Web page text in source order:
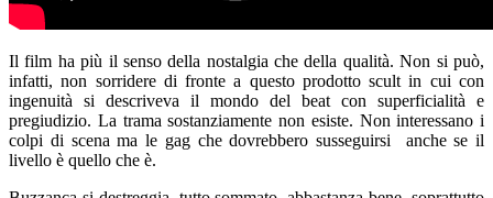
Il film ha più il senso della nostalgia che della qualità. Non si può,
infatti, non sorridere di fronte a questo prodotto scult in cui con
ingenuità si descriveva il mondo del beat con superficialità e
pregiudizio. La trama sostanziamente non esiste. Non interessano i
colpi di scena ma le gag che dovrebbero susseguirsi anche se il
livello è quello che è.